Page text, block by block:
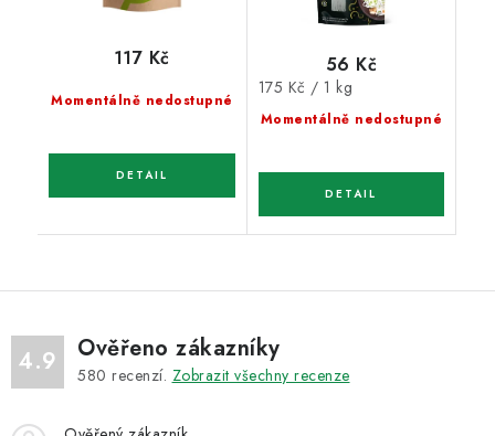
Momentálně nedostupné
117 Kč
Momentálně nedostupné
56 Kč
Měrná
cena:
175 Kč / 1 kg
4.9 Ověřeno zákazníky
580 recenzí. Zobrazit všechny recenze